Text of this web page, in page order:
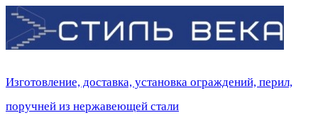
Перейти
к
Изготовление, доставка, установка ограждений, перил,
поручней из нержавеющей стали